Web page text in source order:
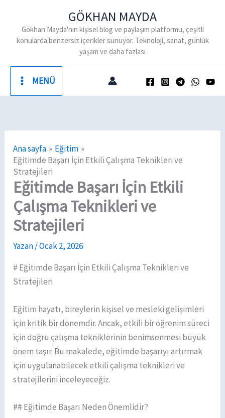
GÖKHAN MAYDA
Gökhan Mayda'nın kişisel blog ve paylaşım platformu, çeşitli
konularda benzersiz içerikler sunuyor. Teknoloji, sanat, günlük
yaşam ve daha fazlası
MENÜ
Ana sayfa
Eğitim
Eğitimde Başarı İçin Etkili Çalışma Teknikleri ve
Stratejileri
Eğitimde Başarı İçin Etkili
Çalışma Teknikleri ve
Stratejileri
Yazan/Ocak 2, 2026
# Eğitimde Başarı İçin Etkili Çalışma Teknikleri ve
Stratejileri
Eğitim hayatı, bireylerin kişisel ve mesleki gelişimleri
için kritik bir dönemdir. Ancak, etkili bir öğrenim süreci
için doğru çalışma tekniklerinin benimsenmesi büyük
önem taşır. Bu makalede, eğitimde başarıyı artırmak
için uygulanabilecek etkili çalışma teknikleri ve
stratejilerini inceleyeceğiz.
## Eğitimde Başarı Neden Önemlidir?